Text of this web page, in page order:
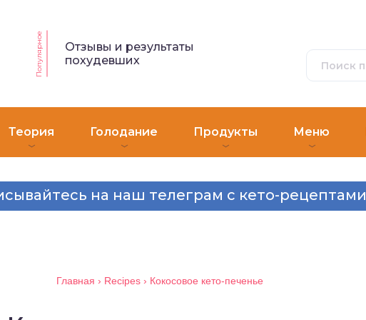
Популярное
Отзывы и результаты
похудевших
Теория Голодание Продукты Меню
на наш телеграм с кето-рецептами
Главная › Recipes › Кокосовое кето-печенье